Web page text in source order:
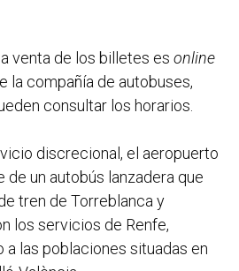
venta de los billetes es online
la compañía de autobuses,
consultar los horarios.
discrecional, el aeropuerto
de un autobús lanzadera que
tren de Torreblanca y
los servicios de Renfe,
las poblaciones situadas en